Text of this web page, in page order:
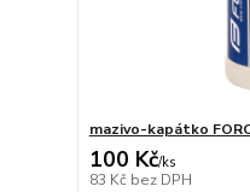
mazivo-kapátko
100 Kč/ks
83 Kč bez DPH